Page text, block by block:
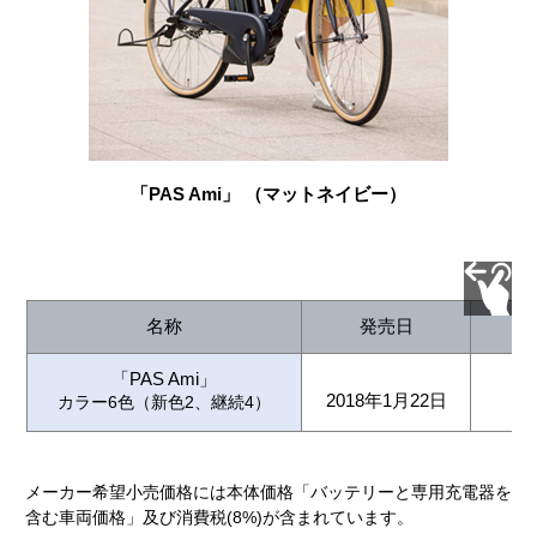
「PAS Ami」 （マットネイビー）
名称 発売日
「PAS Ami」
カラー6色（新色2、継続4） 2018年1月22日
メーカー希望小売価格には本体価格「バッテリーと専用充電器を
含む車両価格」及び消費税(8%)が含まれています。